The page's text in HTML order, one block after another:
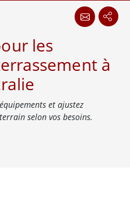
les
à
et ajustez
selon vos besoins.